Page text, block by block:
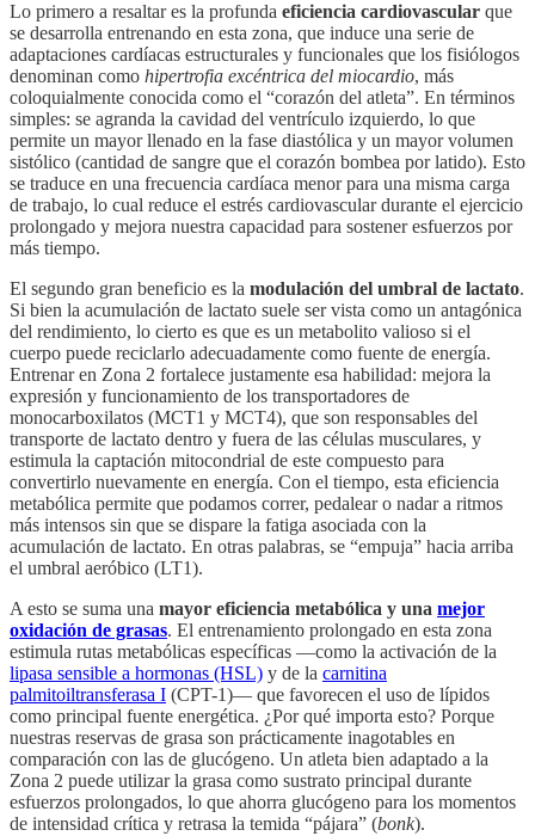
Lo primero a resaltar es la profunda eficiencia cardiovascular que
se desarrolla entrenando en esta zona, que induce una serie de
adaptaciones cardíacas estructurales y funcionales que los fisiólogos
denominan como hipertrofia excéntrica del miocardio, más
coloquialmente conocida como el “corazón del atleta”. En términos
simples: se agranda la cavidad del ventrículo izquierdo, lo que
permite un mayor llenado en la fase diastólica y un mayor volumen
sistólico (cantidad de sangre que el corazón bombea por latido). Esto
se traduce en una frecuencia cardíaca menor para una misma carga
de trabajo, lo cual reduce el estrés cardiovascular durante el ejercicio
prolongado y mejora nuestra capacidad para sostener esfuerzos por
más tiempo.
El segundo gran beneficio es la modulación del umbral de lactato.
Si bien la acumulación de lactato suele ser vista como un antagónica
del rendimiento, lo cierto es que es un metabolito valioso si el
cuerpo puede reciclarlo adecuadamente como fuente de energía.
Entrenar en Zona 2 fortalece justamente esa habilidad: mejora la
expresión y funcionamiento de los transportadores de
monocarboxilatos (MCT1 y MCT4), que son responsables del
transporte de lactato dentro y fuera de las células musculares, y
estimula la captación mitocondrial de este compuesto para
convertirlo nuevamente en energía. Con el tiempo, esta eficiencia
metabólica permite que podamos correr, pedalear o nadar a ritmos
más intensos sin que se dispare la fatiga asociada con la
acumulación de lactato. En otras palabras, se “empuja” hacia arriba
el umbral aeróbico (LT1).
A esto se suma una mayor eficiencia metabólica y una mejor
oxidación de grasas. El entrenamiento prolongado en esta zona
estimula rutas metabólicas específicas —como la activación de la
lipasa sensible a hormonas (HSL) y de la carnitina
palmitoiltransferasa I (CPT-1)— que favorecen el uso de lípidos
como principal fuente energética. ¿Por qué importa esto? Porque
nuestras reservas de grasa son prácticamente inagotables en
comparación con las de glucógeno. Un atleta bien adaptado a la
Zona 2 puede utilizar la grasa como sustrato principal durante
esfuerzos prolongados, lo que ahorra glucógeno para los momentos
de intensidad crítica y retrasa la temida “pájara” (bonk).